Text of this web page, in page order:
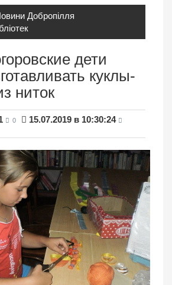
Добропілля
дети
куклы-
ниток
0 15.07.2019 в 10:30:24